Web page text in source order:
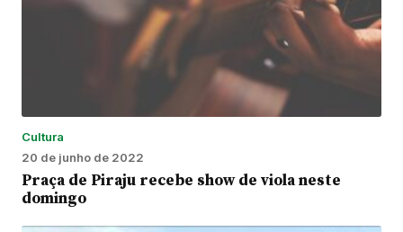
Cultura
20 de junho de 2022
Praça de Piraju recebe show de viola neste
domingo